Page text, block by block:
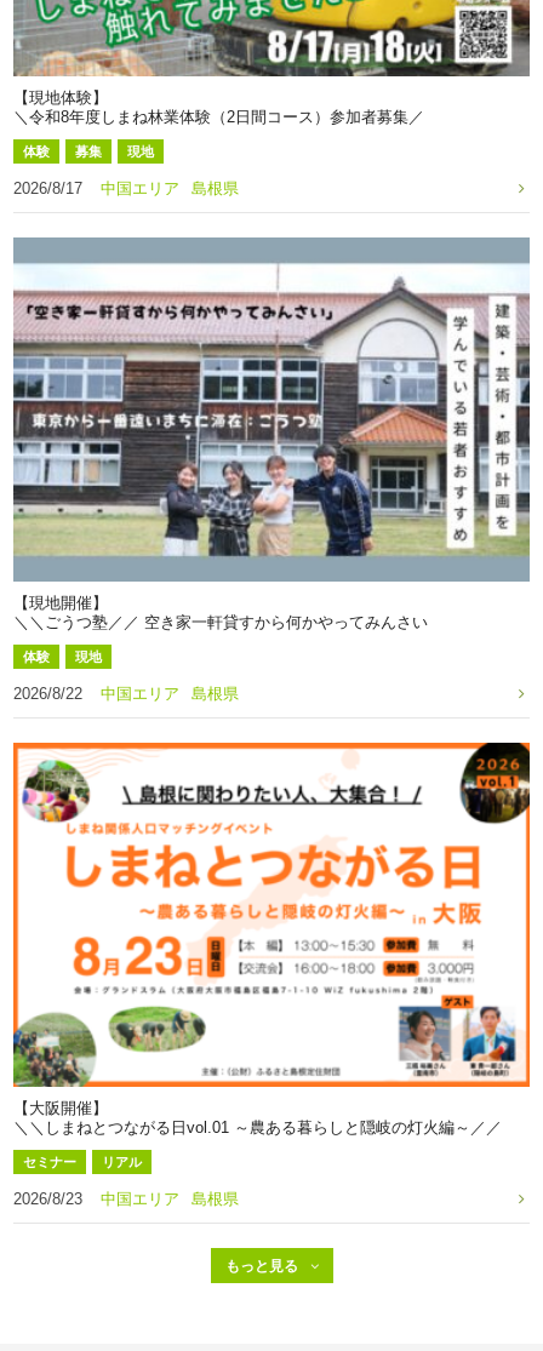
【現地体験】
＼令和8年度しまね林業体験（2日間コース）参加者募集／
体験 募集 現地
2026/8/17 中国エリア 島根県
【現地開催】
＼＼ごうつ塾／／ 空き家一軒貸すから何かやってみんさい
体験 現地
2026/8/22 中国エリア 島根県
【大阪開催】
＼＼しまねとつながる日vol.01 ～農ある暮らしと隠岐の灯火編～／／
セミナー リアル
2026/8/23 中国エリア 島根県